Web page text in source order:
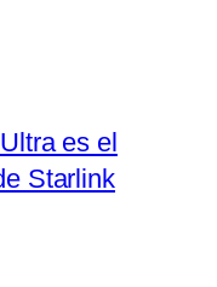
es el
Starlink